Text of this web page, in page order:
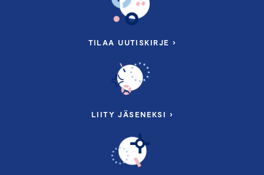
TILAA UUTISKIRJE ›
LIITY JÄSENEKSI ›